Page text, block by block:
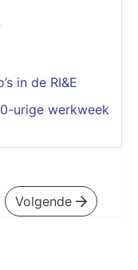
in de RI&E
urige werkweek
Volgende